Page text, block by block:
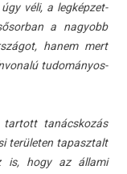
véli, a leg­képzet­
a nagyobb
hanem mert
tudományos-
tar­tott tanácskozás
területen tapasztalt
is, hogy az állami